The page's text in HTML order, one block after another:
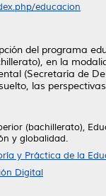
educacion
del programa
en la
(Secretaría de
las
(bachillerato),
y globalidad.
y Práctica de la
Digital